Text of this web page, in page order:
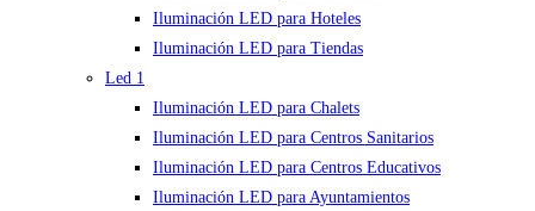
Iluminación LED para Hoteles
Iluminación LED para Tiendas
Led 1
Iluminación LED para Chalets
Iluminación LED para Centros Sanitarios
Iluminación LED para Centros Educativos
Iluminación LED para Ayuntamientos